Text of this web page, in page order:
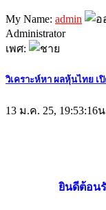
My Name: admin
Administrator
เพศ:
วิเคราะห์หา ผลหุ้นไทย เ
13 ม.ค. 25, 19:53:16
ยินดีต้อน